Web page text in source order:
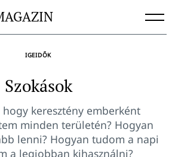
IGEIDŐK
Szokások
hogy keresztény emberként
minden területén? Hogyan
lenni? Hogyan tudom a napi
a legjobban kihasználni?